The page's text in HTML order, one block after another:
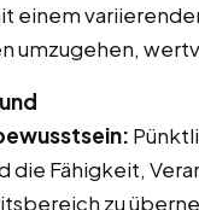
einem
umzugehen,
die Fähigkeit,
zu